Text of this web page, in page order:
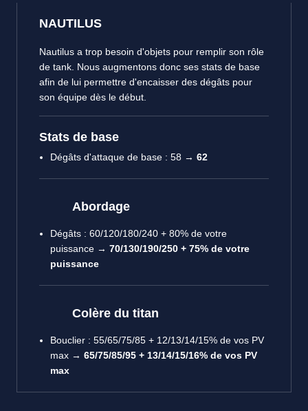
NAUTILUS
Nautilus a trop besoin d'objets pour remplir son rôle
de tank. Nous augmentons donc ses stats de base
afin de lui permettre d'encaisser des dégâts pour
son équipe dès le début.
Stats de base
Dégâts d'attaque de base : 58 → 62
Abordage
Dégâts : 60/120/180/240 + 80% de votre
puissance → 70/130/190/250 + 75% de votre
puissance
Colère du titan
Bouclier : 55/65/75/85 + 12/13/14/15% de vos PV
max → 65/75/85/95 + 13/14/15/16% de vos PV
max